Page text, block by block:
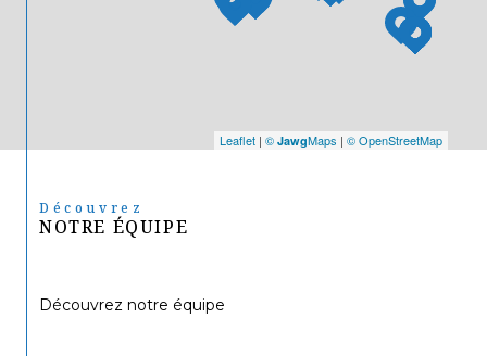
Leaflet | © JawgMaps | © OpenStreetMap
Découvrez
NOTRE ÉQUIPE
Découvrez notre équipe